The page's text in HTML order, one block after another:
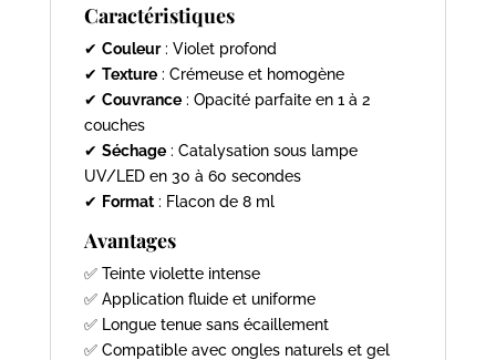
Caractéristiques
✔ Couleur: Violet profond
✔ Texture: Crémeuse et homogène
✔ Couvrance: Opacité parfaite en 1 à 2
couches
✔ Séchage: Catalysation sous lampe
UV/LED en 30 à 60 secondes
✔ Format: Flacon de 8 ml
Avantages
✅ Teinte violette intense
✅ Application fluide et uniforme
✅ Longue tenue sans écaillement
✅ Compatible avec ongles naturels et gel